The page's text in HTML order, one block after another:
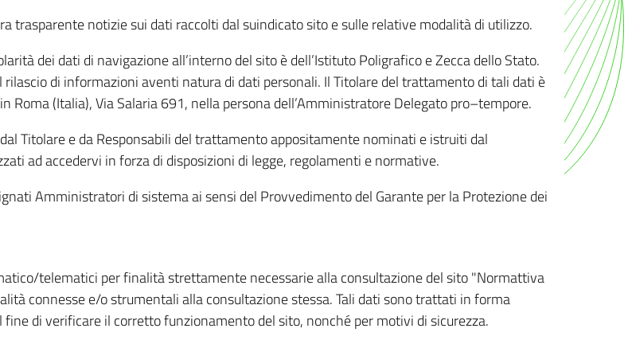
trasparente notizie sui dati raccolti dal suindicato sito e sulle relative modalità di utilizzo.
dei dati di navigazione all’interno del sito è dell’Istituto Poligrafico e Zecca dello Stato.
di informazioni aventi natura di dati personali. Il Titolare del trattamento di tali dati è
Roma (Italia), Via Salaria 691, nella persona dell’Amministratore Delegato pro–tempore.
Titolare e da Responsabili del trattamento appositamente nominati e istruiti dal
ad accedervi in forza di disposizioni di legge, regolamenti e normative.
Amministratori di sistema ai sensi del Provvedimento del Garante per la Protezione dei
telematici per finalità strettamente necessarie alla consultazione del sito "Normattiva
connesse e/o strumentali alla consultazione stessa. Tali dati sono trattati in forma
di verificare il corretto funzionamento del sito, nonché per motivi di sicurezza.